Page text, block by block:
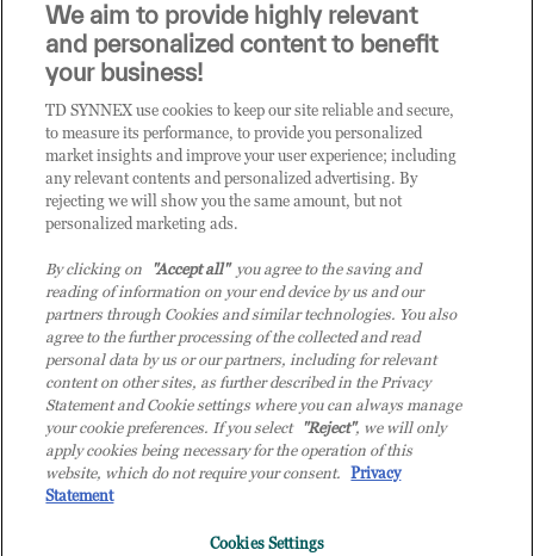
it.tdsynnex.com|eu.tdsynnex.com|tdsynnex.com
CATEGORIE
Categorie
© 2026 TD SYNNEX Italy S.r.l. - Sede legale: via Luigi Russolo 9, 20138
Milano (MI) - Numero di iscrizione al Registro delle Imprese di Milano e
Codice Fiscale: 07092780159 - P.IVA: 07092780159 - Eur 12.569.000,00 i.v -
TD SYNNEX e TD SYNNEX logo sono marchi registrati di TD SYNNEX
Corporation negli Stati Uniti e in altri Paesi. Società a socio unico soggetta
all’attività di direzione e coordinamento della controllante TD SYNNEX
We aim to provide highly relevant
and personalized content to benefit
your business!
TD SYNNEX use cookies to keep our site reliable and secure,
to measure its performance, to provide you personalized
market insights and improve your user experience; including
any relevant contents and personalized advertising. By
rejecting we will show you the same amount, but not
personalized marketing ads.
By clicking on "Accept all"you agree to the saving and
reading of information on your end device by us and our
partners through Cookies and similar technologies. You also
agree to the further processing of the collected and read
personal data by us or our partners, including for relevant
content on other sites, as further described in the Privacy
Statement and Cookie settings where you can always manage
your cookie preferences. If you select "Reject", we will only
apply cookies being necessary for the operation of this
website, which do not require your consent. Privacy
Statement
Cookies Settings